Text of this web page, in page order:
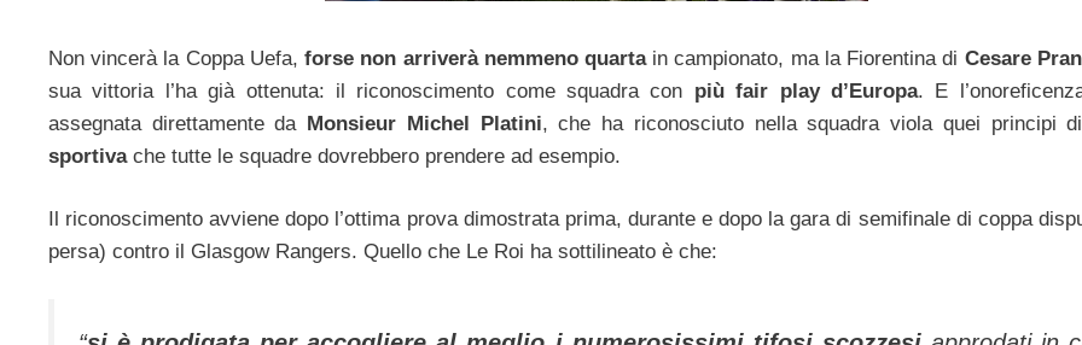
Non vincerà la Coppa Uefa,forse non arriverà nemmeno quartain campionato, ma la Fiorentina di Cesare
sua vittoria l’ha già ottenuta: il riconoscimento come squadra con più fair play d’Europa. E
assegnata direttamente da Monsieur Michel Platini, che ha riconosciuto nella squadra viola quei principi di
sportivache tutte le squadre dovrebbero prendere ad esempio.
Il riconoscimento avviene dopo l’ottima prova dimostrata prima, durante e dopo la gara di semifinale di coppa
persa) contro il Glasgow Rangers. Quello che Le Roi ha sottilineato è che: